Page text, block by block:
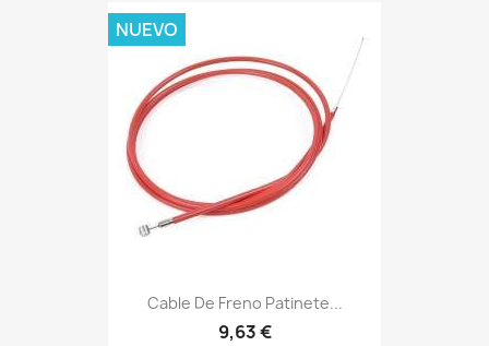
Cable De Freno Patinete...
9,63 €
NUEVO